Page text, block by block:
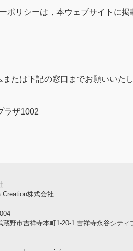
リシーは，本ウェブサイトに掲
たは下記の窓口までお願いいたし
ラザ1002
Creation株式会社
蔵野市吉祥寺本町1-20-1 吉祥寺永谷シティ